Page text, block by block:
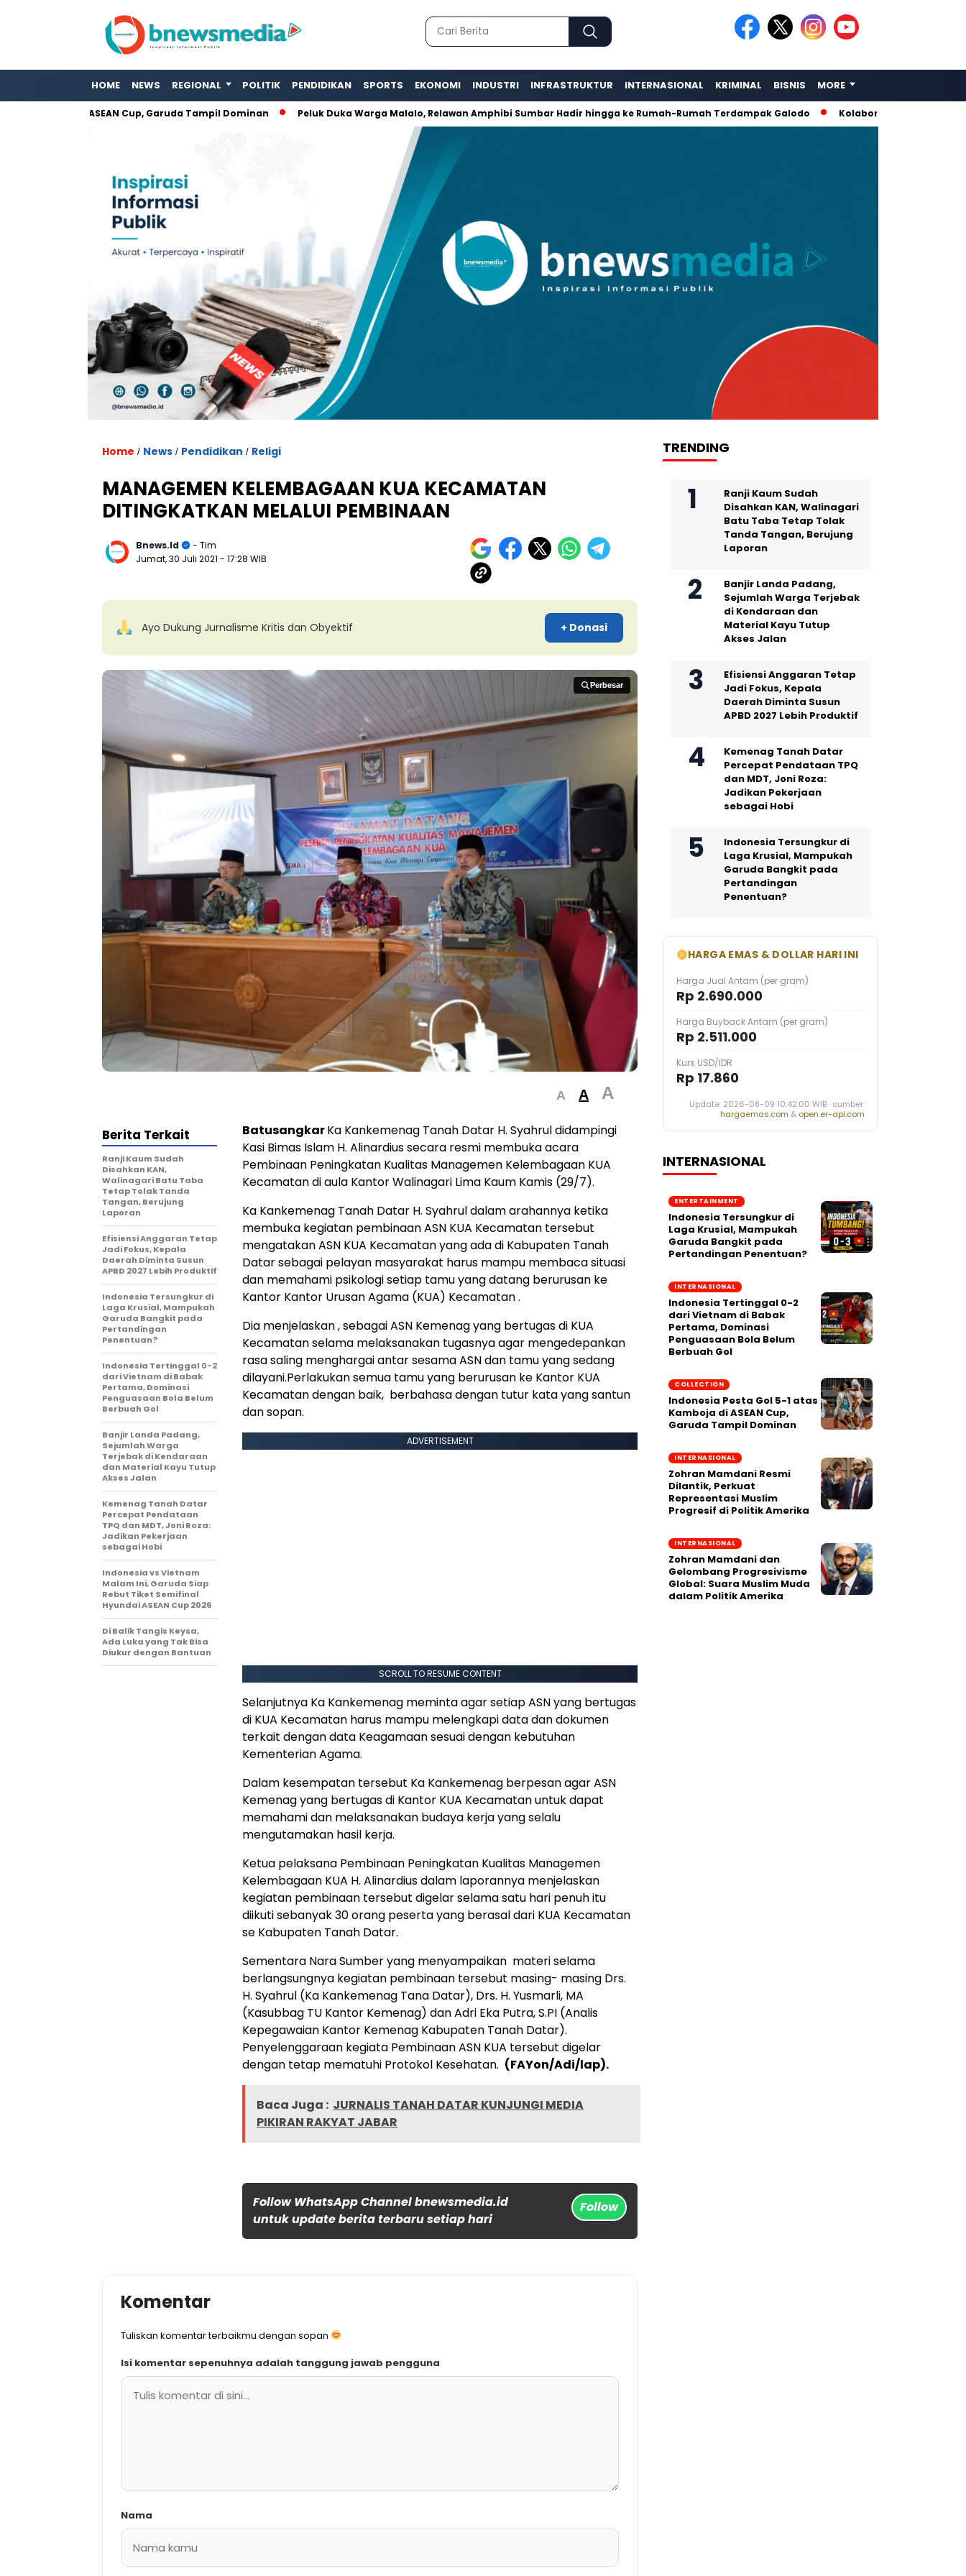
HOME NEWS REGIONAL POLITIK PENDIDIKAN SPORTS EKONOMI INDUSTRI INFRASTRUKTUR INTERNASIONAL KRIMINAL BISNIS MORE
di ASEAN Cup, Garuda Tampil Dominan Peluk Duka Warga Malalo, Relawan Amphibi Sumbar Hadir hingga ke Rumah-Rumah Terdampak Galodo Kolaborasi Rescue: Amphibi
Home / News / Pendidikan / Religi
MANAGEMEN KELEMBAGAAN KUA KECAMATAN
DITINGKATKAN MELALUI PEMBINAAN
Bnews.id
- Tim
Jumat, 30 Juli 2021 - 17:28 WIB
Ayo Dukung Jurnalisme Kritis dan Obyektif + Donasi
Perbesar
Perbesar
A A A
BatusangkarKa Kankemenag Tanah Datar H. Syahrul didampingi
Kasi Bimas Islam H. Alinardius secara resmi membuka acara
Pembinaan Peningkatan Kualitas Managemen Kelembagaan KUA
Kecamatan di aula Kantor Walinagari Lima Kaum Kamis (29/7).
Ka Kankemenag Tanah Datar H. Syahrul dalam arahannya ketika
membuka kegiatan pembinaan ASN KUA Kecamatan tersebut
mengatakan ASN KUA Kecamatan yang ada di Kabupaten Tanah
Datar sebagai pelayan masyarakat harus mampu membaca situasi
dan memahami psikologi setiap tamu yang datang berurusan ke
Kantor Kantor Urusan Agama (KUA) Kecamatan .
Dia menjelaskan , sebagai ASN Kemenag yang bertugas di KUA
Kecamatan selama melaksanakan tugasnya agar mengedepankan
rasa saling menghargai antar sesama ASN dan tamu yang sedang
dilayani.Perlakukan semua tamu yang berurusan ke Kantor KUA
Kecamatan dengan baik, berbahasa dengan tutur kata yang santun
dan sopan.
ADVERTISEMENT
. Ukuran gambar 480px x 600px
SCROLL TO RESUME CONTENT
Selanjutnya Ka Kankemenag meminta agar setiap ASN yang bertugas
di KUA Kecamatan harus mampu melengkapi data dan dokumen
terkait dengan data Keagamaan sesuai dengan kebutuhan
Kementerian Agama.
Dalam kesempatan tersebut Ka Kankemenag berpesan agar ASN
Kemenag yang bertugas di Kantor KUA Kecamatan untuk dapat
memahami dan melaksanakan budaya kerja yang selalu
mengutamakan hasil kerja.
Ketua pelaksana Pembinaan Peningkatan Kualitas Managemen
Kelembagaan KUA H. Alinardius dalam laporannya menjelaskan
kegiatan pembinaan tersebut digelar selama satu hari penuh itu
diikuti sebanyak 30 orang peserta yang berasal dari KUA Kecamatan
se Kabupaten Tanah Datar.
Sementara Nara Sumber yang menyampaikan materi selama
berlangsungnya kegiatan pembinaan tersebut masing- masing Drs.
H. Syahrul (Ka Kankemenag Tana Datar), Drs. H. Yusmarli, MA
(Kasubbag TU Kantor Kemenag) dan Adri Eka Putra, S.PI (Analis
Kepegawaian Kantor Kemenag Kabupaten Tanah Datar).
Penyelenggaraan kegiata Pembinaan ASN KUA tersebut digelar
dengan tetap mematuhi Protokol Kesehatan. (FAYon/Adi/lap).
Baca Juga : JURNALIS TANAH DATAR KUNJUNGI MEDIA
PIKIRAN RAKYAT JABAR
Follow WhatsApp Channel bnewsmedia.id
untuk update berita terbaru setiap hari
Follow
Berita Terkait
Ranji Kaum Sudah
Disahkan KAN,
Walinagari Batu Taba
Tetap Tolak Tanda
Tangan, Berujung
Laporan
Efisiensi Anggaran Tetap
Jadi Fokus, Kepala
Daerah Diminta Susun
APBD 2027 Lebih Produktif
Indonesia Tersungkur di
Laga Krusial, Mampukah
Garuda Bangkit pada
Pertandingan
Penentuan?
Indonesia Tertinggal 0-2
dari Vietnam di Babak
Pertama, Dominasi
Penguasaan Bola Belum
Berbuah Gol
Banjir Landa Padang,
Sejumlah Warga
Terjebak di Kendaraan
dan Material Kayu Tutup
Akses Jalan
Kemenag Tanah Datar
Percepat Pendataan
TPQ dan MDT, Joni Roza:
Jadikan Pekerjaan
sebagai Hobi
Indonesia vs Vietnam
Malam Ini, Garuda Siap
Rebut Tiket Semifinal
Hyundai ASEAN Cup 2026
Di Balik Tangis Keysa,
Ada Luka yang Tak Bisa
Diukur dengan Bantuan
Komentar
Tuliskan komentar terbaikmu dengan sopan
Isi komentar sepenuhnya adalah tanggung jawab pengguna
Nama
TRENDING
Ranji Kaum Sudah
Disahkan KAN, Walinagari
Batu Taba Tetap Tolak
Tanda Tangan, Berujung
Laporan
Banjir Landa Padang,
Sejumlah Warga Terjebak
di Kendaraan dan
Material Kayu Tutup
Akses Jalan
Efisiensi Anggaran Tetap
Jadi Fokus, Kepala
Daerah Diminta Susun
APBD 2027 Lebih Produktif
Kemenag Tanah Datar
Percepat Pendataan TPQ
dan MDT, Joni Roza:
Jadikan Pekerjaan
sebagai Hobi
Indonesia Tersungkur di
Laga Krusial, Mampukah
Garuda Bangkit pada
Pertandingan
Penentuan?
HARGA EMAS & DOLLAR HARI INI
Harga Jual Antam (per gram)
Rp 2.690.000
Harga Buyback Antam (per gram)
Rp 2.511.000
Kurs USD/IDR
Rp 17.860
Update: 2026-08-09 10:42:00 WIB · sumber:
hargaemas.com & open.er-api.com
INTERNASIONAL
ENTERTAINMENT
Indonesia Tersungkur di
Laga Krusial, Mampukah
Garuda Bangkit pada
Pertandingan Penentuan?
INTERNASIONAL
Indonesia Tertinggal 0-2
dari Vietnam di Babak
Pertama, Dominasi
Penguasaan Bola Belum
Berbuah Gol
COLLECTION
Indonesia Pesta Gol 5-1 atas
Kamboja di ASEAN Cup,
Garuda Tampil Dominan
INTERNASIONAL
Zohran Mamdani Resmi
Dilantik, Perkuat
Representasi Muslim
Progresif di Politik Amerika
INTERNASIONAL
Zohran Mamdani dan
Gelombang Progresivisme
Global: Suara Muslim Muda
dalam Politik Amerika